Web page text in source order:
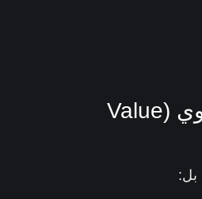
2. عرض قيمة قوي (Value